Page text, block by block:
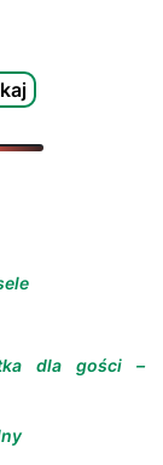
dla gości –